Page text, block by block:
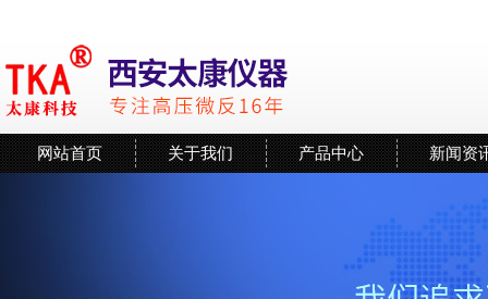
网站首页 关于我们 产品中心 新闻资